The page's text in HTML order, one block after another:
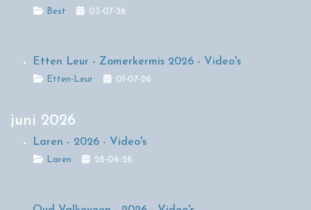
Details
Best 03-07-26
Etten Leur - Zomerkermis 2026 - Video's
DetailsEtten-Leur 01-07-26
juni 2026
Laren - 2026 - Video's
Details
Laren 28-06-26